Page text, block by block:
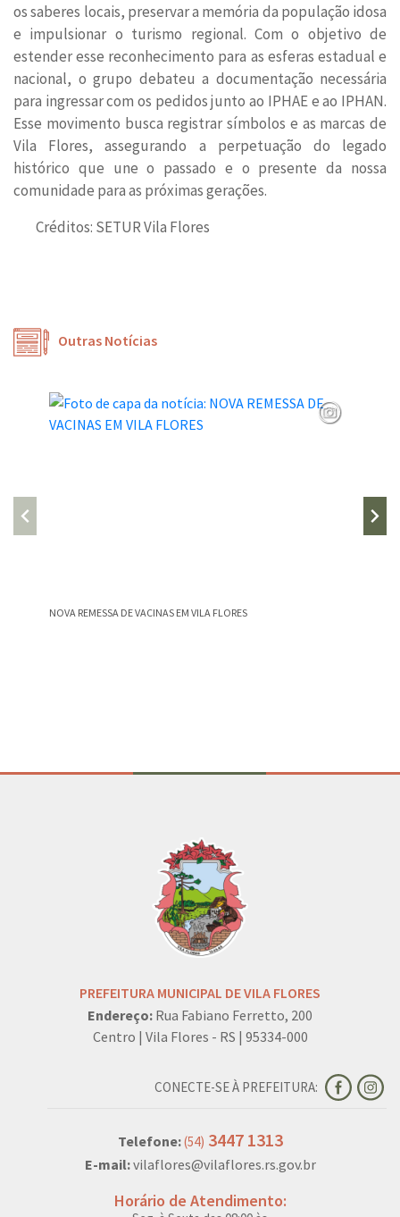
os saberes locais, preservar a memória da população idosa
e impulsionar o turismo regional. Com o objetivo de
estender esse reconhecimento para as esferas estadual e
nacional, o grupo debateu a documentação necessária
para ingressar com os pedidos junto ao IPHAE e ao IPHAN.
Esse movimento busca registrar símbolos e as marcas de
Vila Flores, assegurando a perpetuação do legado
histórico que une o passado e o presente da nossa
comunidade para as próximas gerações.
Créditos: SETUR Vila Flores
Outras Notícias
NOVA REMESSA DE VACINAS EM VILA FLORES
PREFEITURA MUNICIPAL DE VILA FLORES
Endereço: Rua Fabiano Ferretto, 200
Centro | Vila Flores - RS | 95334-000
CONECTE-SE À PREFEITURA:
Telefone:(54) 3447 1313
E-mail:vilaflores@vilaflores.rs.gov.br
Horário de Atendimento: